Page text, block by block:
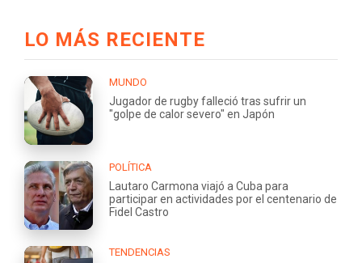
LO MÁS RECIENTE
MUNDO
Jugador de rugby falleció tras sufrir un
"golpe de calor severo" en Japón
POLÍTICA
Lautaro Carmona viajó a Cuba para
participar en actividades por el centenario de
Fidel Castro
TENDENCIAS